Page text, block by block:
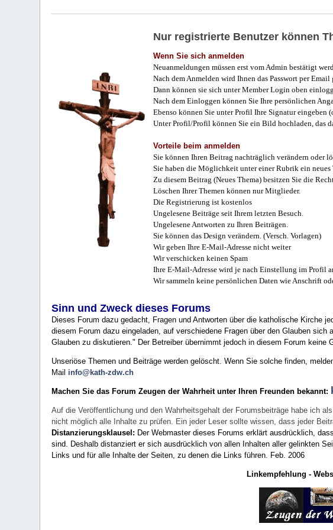
Nur registrierte Benutzer können
Wenn Sie sich anmelden
Neuanmeldungen müssen erst vom Admin bestätigt
Nach dem Anmelden wird Ihnen das Passwort per Email
Dann können sie sich unter Member Login oben
Nach dem Einloggen können Sie Ihre persönlichen
Ebenso können Sie unter Profil Ihre Signatur eingeben
Unter Profil/Profil können Sie ein Bild hochladen, das
Vorteile beim anmelden
Sie können Ihren Beitrag nachträglich verändern oder
Sie haben die Möglichkeit unter einer Rubrik ein neues
Zu diesem Beitrag (Neues Thema) besitzen Sie die
Löschen Ihrer Themen können nur Mitglieder.
Die Registrierung ist kostenlos
Ungelesene Beiträge seit Ihrem letzten Besuch.
Ungelesene Antworten zu Ihren Beiträgen.
Sie können das Design verändern. (Versch. Vorlagen)
Wir geben Ihre E-Mail-Adresse nicht weiter
Wir verschicken keinen Spam
Ihre E-Mail-Adresse wird je nach Einstellung im Profil
Wir sammeln keine persönlichen Daten wie Anschrift
Sinn und Zweck dieses Forums
Dieses Forum dazu gedacht, Fragen und Antworten über die katholische Kirche
diesem Forum dazu eingeladen, auf verschiedene Fragen über den Glauben
Glauben zu diskutieren." Der Betreiber übernimmt jedoch in diesem Forum
Unseriöse Themen und Beiträge werden gelöscht. Wenn Sie solche finden,
Mail info@kath-zdw.ch
Machen Sie das Forum Zeugen der Wahrheit unter Ihren Freunden bekannt:
Auf die Veröffentlichung und den Wahrheitsgehalt der Forumsbeiträge habe ich
nicht möglich alle Inhalte zu prüfen. Ein jeder Leser sollte wissen, dass jeder
Distanzierungsklausel: Der Webmaster dieses Forums erklärt ausdrücklich,
sind. Deshalb distanziert er sich ausdrücklich von allen Inhalten aller gelinkten
Links und für alle Inhalte der Seiten, zu denen die Links führen. Feb. 2006
Linkempfehlung -